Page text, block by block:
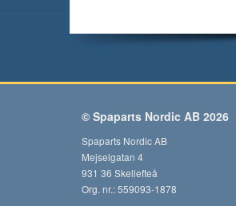
© Spaparts Nordic AB 2026
Spaparts Nordic AB
Mejselgatan 4
931 36 Skellefteå
Org. nr.: 559093-1878